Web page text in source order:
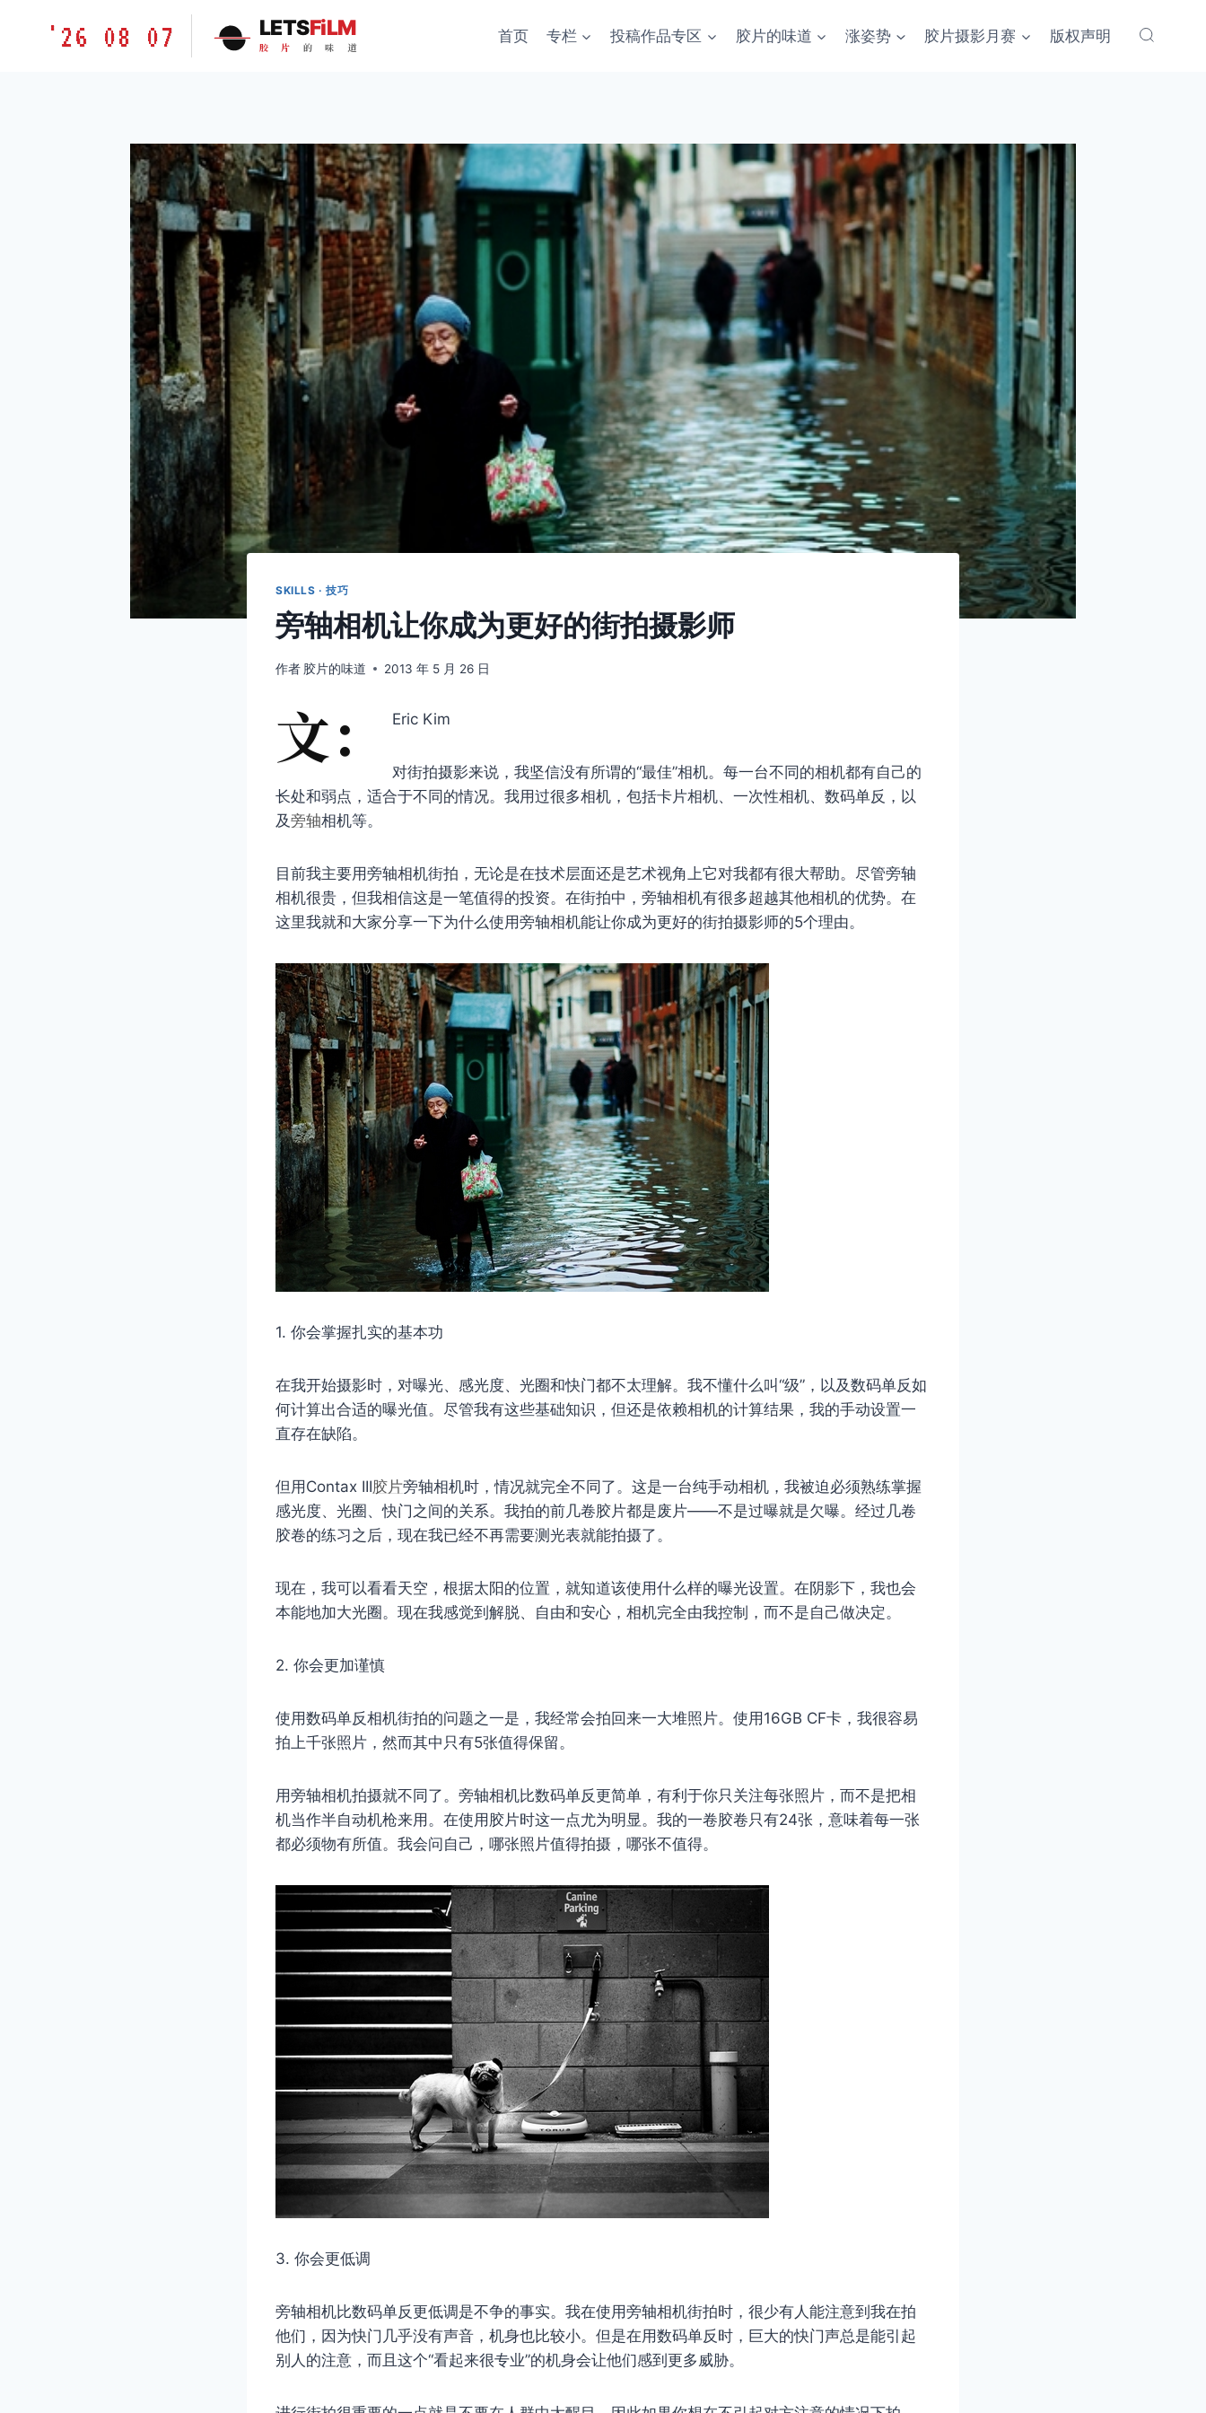
胶'26 08 07 LETSFiLM
胶 片 的 味 道
首页 专栏 投稿作品专区 胶片的味道 涨姿势 胶片摄影月赛 版权声明
SKILLS · 技巧
旁轴相机让你成为更好的街拍摄影师
作者 胶片的味道 2013 年 5 月 26 日
文： Eric Kim
对街拍摄影来说，我坚信没有所谓的“最佳”相机。每一台不同的相机都有自己的
长处和弱点，适合于不同的情况。我用过很多相机，包括卡片相机、一次性相机、数码单反，以
及旁轴相机等。
目前我主要用旁轴相机街拍，无论是在技术层面还是艺术视角上它对我都有很大帮助。尽管旁轴
相机很贵，但我相信这是一笔值得的投资。在街拍中，旁轴相机有很多超越其他相机的优势。在
这里我就和大家分享一下为什么使用旁轴相机能让你成为更好的街拍摄影师的5个理由。
1. 你会掌握扎实的基本功
在我开始摄影时，对曝光、感光度、光圈和快门都不太理解。我不懂什么叫“级”，以及数码单反如
何计算出合适的曝光值。尽管我有这些基础知识，但还是依赖相机的计算结果，我的手动设置一
直存在缺陷。
但用Contax III胶片旁轴相机时，情况就完全不同了。这是一台纯手动相机，我被迫必须熟练掌握
感光度、光圈、快门之间的关系。我拍的前几卷胶片都是废片——不是过曝就是欠曝。经过几卷
胶卷的练习之后，现在我已经不再需要测光表就能拍摄了。
现在，我可以看看天空，根据太阳的位置，就知道该使用什么样的曝光设置。在阴影下，我也会
本能地加大光圈。现在我感觉到解脱、自由和安心，相机完全由我控制，而不是自己做决定。
2. 你会更加谨慎
使用数码单反相机街拍的问题之一是，我经常会拍回来一大堆照片。使用16GB CF卡，我很容易
拍上千张照片，然而其中只有5张值得保留。
用旁轴相机拍摄就不同了。旁轴相机比数码单反更简单，有利于你只关注每张照片，而不是把相
机当作半自动机枪来用。在使用胶片时这一点尤为明显。我的一卷胶卷只有24张，意味着每一张
都必须物有所值。我会问自己，哪张照片值得拍摄，哪张不值得。
3. 你会更低调
旁轴相机比数码单反更低调是不争的事实。我在使用旁轴相机街拍时，很少有人能注意到我在拍
他们，因为快门几乎没有声音，机身也比较小。但是在用数码单反时，巨大的快门声总是能引起
别人的注意，而且这个“看起来很专业”的机身会让他们感到更多威胁。